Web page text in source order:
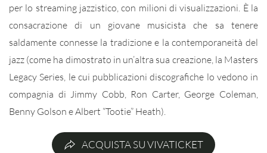
per lo streaming jazzistico, con milioni di visualizzazioni. È la
consacrazione di un giovane musicista che sa tenere
saldamente connesse la tradizione e la contemporaneità del
jazz (come ha dimostrato in un’altra sua creazione, la Masters
Legacy Series, le cui pubblicazioni discografiche lo vedono in
compagnia di Jimmy Cobb, Ron Carter, George Coleman,
Benny Golson e Albert “Tootie” Heath).
ACQUISTA SU VIVATICKET